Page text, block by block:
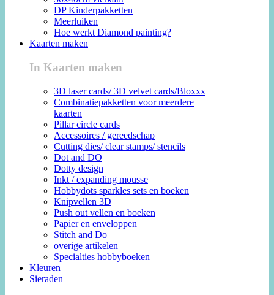
DP Kinderpakketten
Meerluiken
Hoe werkt Diamond painting?
Kaarten maken
In Kaarten maken
3D laser cards/ 3D velvet cards/Bloxxx
Combinatiepakketten voor meerdere
kaarten
Pillar circle cards
Accessoires / gereedschap
Cutting dies/ clear stamps/ stencils
Dot and DO
Dotty design
Inkt / expanding mousse
Hobbydots sparkles sets en boeken
Knipvellen 3D
Push out vellen en boeken
Papier en enveloppen
Stitch and Do
overige artikelen
Specialties hobbyboeken
Kleuren
Sieraden